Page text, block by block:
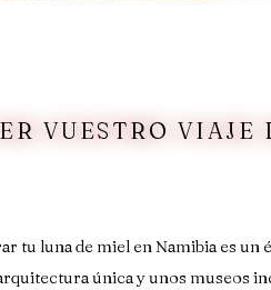
VUESTRO
tu luna de miel en Namibia es
única y unos museos